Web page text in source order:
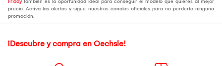
Fridaytambién es la oportunidad ideal para conseguir el modelo que quieres al mejor
precio. Activa las alertas y sigue nuestros canales oficiales para no perderte ninguna
promoción.
¡Descubre y compra en Oechsle!